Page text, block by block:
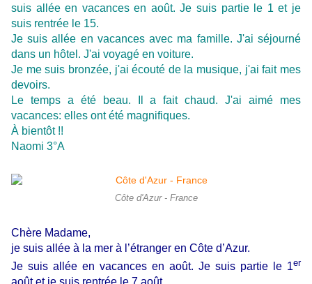
suis allée en vacances en août. Je suis partie le 1 et je
suis rentrée le 15.
Je suis allée en vacances avec ma famille. J'ai séjourné
dans un hôtel. J'ai voyagé en voiture.
Je me suis bronzée, j'ai écouté de la musique, j'ai fait mes
devoirs.
Le temps a été beau. Il a fait chaud. J'ai aimé mes
vacances: elles ont été magnifiques.
À bientôt !!
Naomi 3°A
Côte d'Azur - France
Chère Madame,
je suis allée à la mer à l’étranger en Côte d’Azur.
Je suis allée en vacances en août. Je suis partie le 1er
août et je suis rentrée le 7 août.